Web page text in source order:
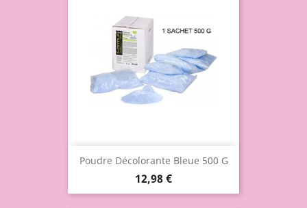
Poudre Décolorante Bleue 500 G
12,98 €